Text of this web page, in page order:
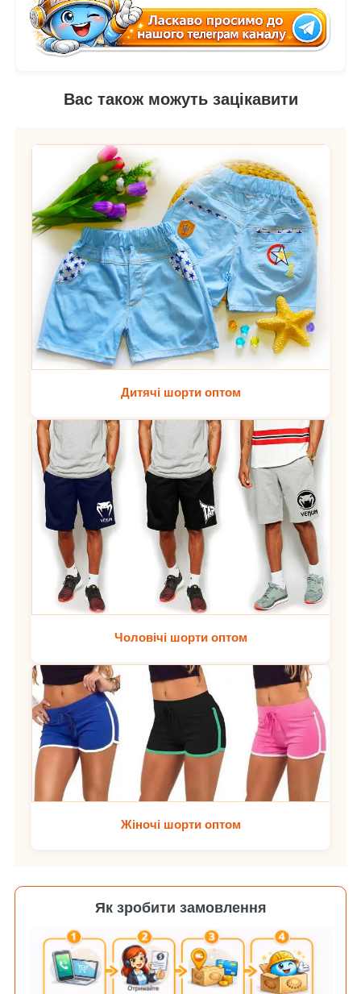
Вас також можуть зацікавити
Дитячі шорти оптом
Чоловічі шорти оптом
Жіночі шорти оптом
Як зробити замовлення